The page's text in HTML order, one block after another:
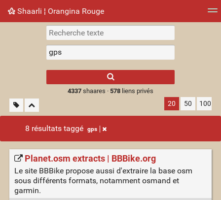
Shaarli ¦ Orangina Rouge
Nuage de tags Mur d'images
results.
4337shaares · 578liens privés
20 50 100
8 résultats taggé gps
Planet.osm extracts | BBBike.org
Le site BBBike propose aussi d'extraire la base osm
sous différents formats, notamment osmand et
garmin.